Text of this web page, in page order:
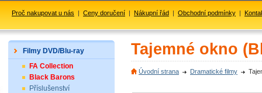
Proč nakupovat u nás | Ceny doručení | Nákupní řád | Obchodní podmínky |
Filmy DVD/Blu-ray
FA Collection
Black Barons
Příslušenství
Tajemné okno
Úvodní strana Dramatické filmy